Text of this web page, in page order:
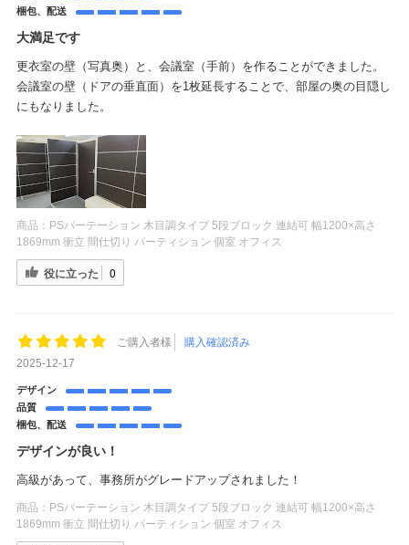
梱包、配送
大満足です
更衣室の壁（写真奥）と、会議室（手前）を作ることができました。
会議室の壁（ドアの垂直面）を1枚延長することで、部屋の奥の目隠し
にもなりました。
商品： PSパーテーション 木目調タイプ 5段ブロック 連結可 幅1200×高さ
1869mm 衝立 間仕切り パーティション 個室 オフィス
役に立った 0
ご購入者様
購入確認済み
2025-12-17
デザイン
品質
梱包、配送
デザインが良い！
高級があって、事務所がグレードアップされました！
商品： PSパーテーション 木目調タイプ 5段ブロック 連結可 幅1200×高さ
1869mm 衝立 間仕切り パーティション 個室 オフィス